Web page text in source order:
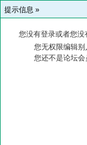
提示信息 »
您没有登录或者您
您无权限编辑别
您还不是论坛